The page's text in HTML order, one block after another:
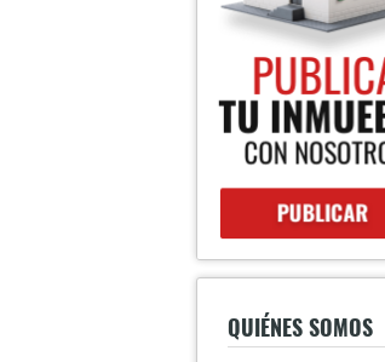
QUIÉNES SOMOS